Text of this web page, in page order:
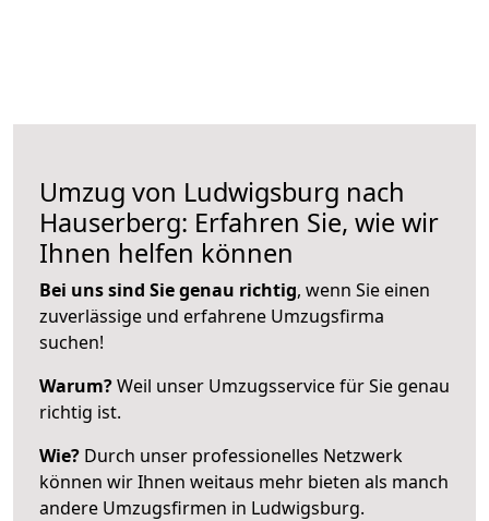
Umzug von Ludwigsburg nach
Hauserberg: Erfahren Sie, wie wir
Ihnen helfen können
Bei uns sind Sie genau richtig, wenn Sie einen
zuverlässige und erfahrene Umzugsfirma
suchen!
Warum?Weil unser Umzugsservice für Sie genau
richtig ist.
Wie? Durch unser professionelles Netzwerk
können wir Ihnen weitaus mehr bieten als manch
andere Umzugsfirmen in Ludwigsburg.